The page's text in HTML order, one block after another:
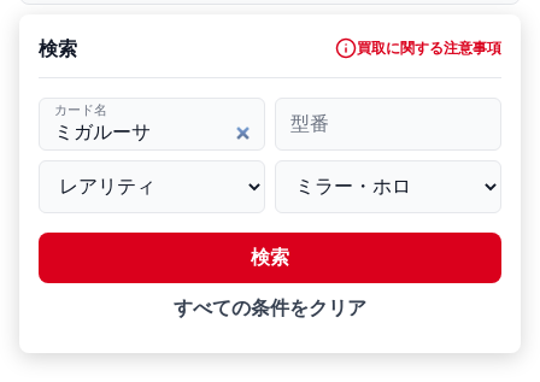
検索 買取に関する注意事項
カード名
型番
検索
すべての条件をクリア